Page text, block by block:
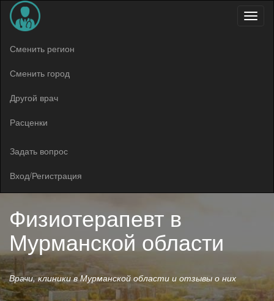
Меню
Сменить регион
Сменить город
Другой врач
Расценки
Задать вопрос
Вход/Регистрация
Физиотерапевт в
Мурманской области
Врачи, клиники в Мурманской области и отзывы о них